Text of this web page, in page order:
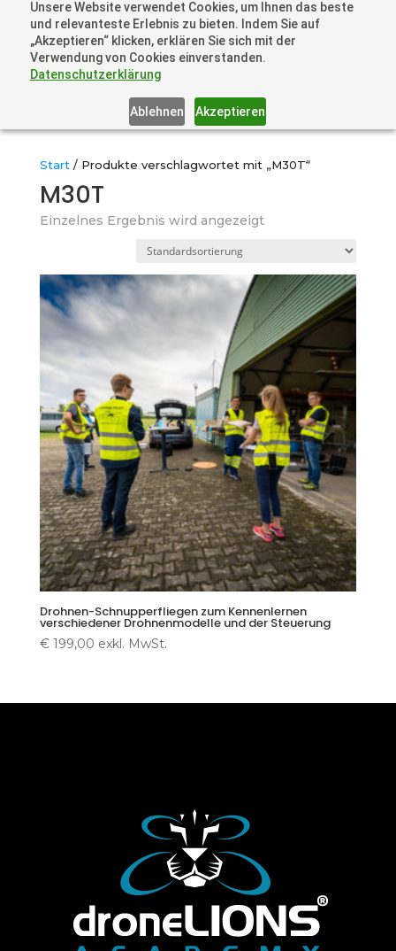
Unsere Website verwendet Cookies, um Ihnen das beste
und relevanteste Erlebnis zu bieten. Indem Sie auf
„Akzeptieren“ klicken, erklären Sie sich mit der
Verwendung von Cookies einverstanden.
Datenschutzerklärung
Ablehnen Akzeptieren
+41 44505 6667 oder +49 157 3598 0006
info@dronelions.academy
Start / Produkte verschlagwortet mit „M30T“
M30T
Einzelnes Ergebnis wird angezeigt
Drohnen-Schnupperfliegen zum Kennenlernen
verschiedener Drohnenmodelle und der Steuerung
€199,00 exkl. MwSt.